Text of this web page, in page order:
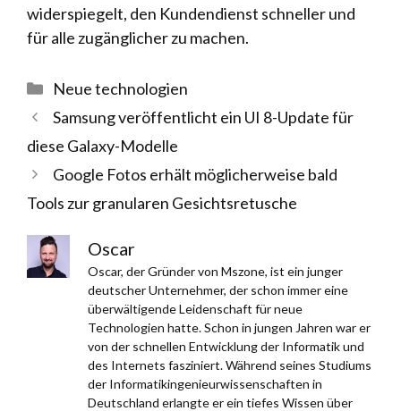
widerspiegelt, den Kundendienst schneller und
für alle zugänglicher zu machen.
Kategorien
Neue technologien
Samsung veröffentlicht ein UI 8-Update für
diese Galaxy-Modelle
Google Fotos erhält möglicherweise bald
Tools zur granularen Gesichtsretusche
Oscar
Oscar, der Gründer von Mszone, ist ein junger
deutscher Unternehmer, der schon immer eine
überwältigende Leidenschaft für neue
Technologien hatte. Schon in jungen Jahren war er
von der schnellen Entwicklung der Informatik und
des Internets fasziniert. Während seines Studiums
der Informatikingenieurwissenschaften in
Deutschland erlangte er ein tiefes Wissen über